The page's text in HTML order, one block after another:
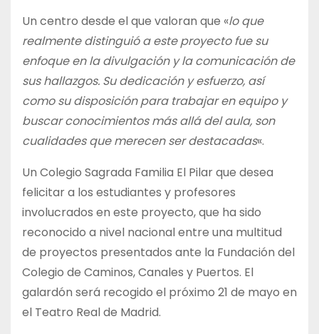
Un centro desde el que valoran que «lo que
realmente distinguió a este proyecto fue su
enfoque en la divulgación y la comunicación de
sus hallazgos. Su dedicación y esfuerzo, así
como su disposición para trabajar en equipo y
buscar conocimientos más allá del aula, son
cualidades que merecen ser destacadas«.
Un Colegio Sagrada Familia El Pilar que desea
felicitar a los estudiantes y profesores
involucrados en este proyecto, que ha sido
reconocido a nivel nacional entre una multitud
de proyectos presentados ante la Fundación del
Colegio de Caminos, Canales y Puertos. El
galardón será recogido el próximo 21 de mayo en
el Teatro Real de Madrid.